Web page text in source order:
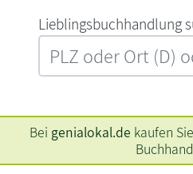
L‍i‍e‍b‍l‍i‍n‍g‍s‍b‍u‍c‍h‍h‍a‍n‍d‍l‍u‍n‍g‍
Bei genialokal.de kaufen